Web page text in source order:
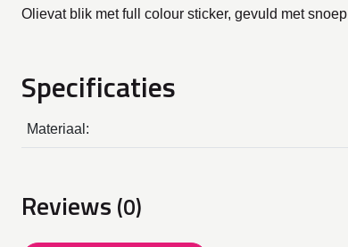
Olievat blik met full colour sticker, gevuld met snoep
Specificaties
Materiaal:
Reviews (0)